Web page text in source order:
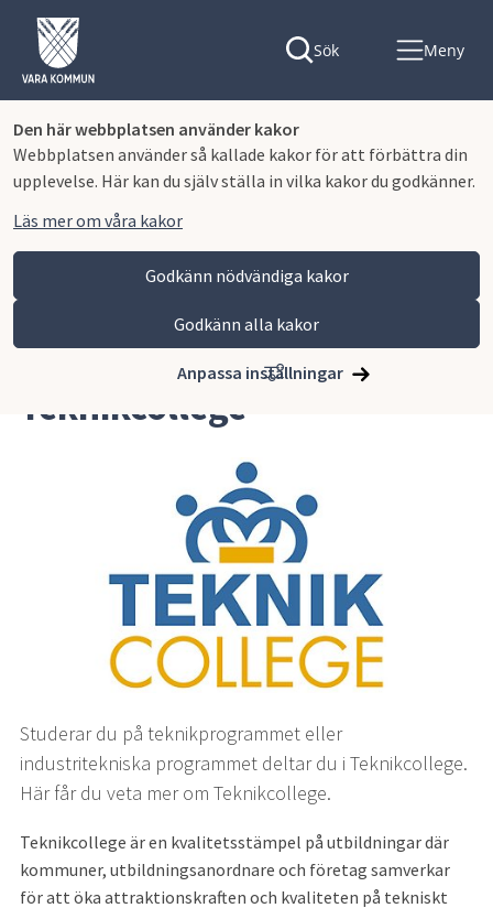
Den här webbplatsen använder kakor
Webbplatsen använder så kallade kakor för att förbättra din
upplevelse. Här kan du själv ställa in vilka kakor du godkänner.
Läs mer om våra kakor
Godkänn nödvändiga kakor
Godkänn alla kakor
Anpassa inställningar
Sök Meny
Lagmansgymnasiet Om skolan Teknikcollege
Teknikcollege
Studerar du på teknikprogrammet eller
industritekniska programmet deltar du i Teknikcollege.
Här får du veta mer om Teknikcollege.
Teknikcollege är en kvalitetsstämpel på utbildningar där
kommuner, utbildningsanordnare och företag samverkar
för att öka attraktionskraften och kvaliteten på tekniskt